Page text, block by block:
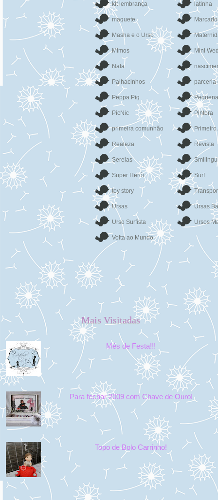
kit lembrança latinha
maquete
Masha e o Urso
Mimos Mini
Nala
Palhacinhos parceria
Peppa Pig
PicNic Pintora
primeira comunhão
Realeza Revista
Sereias
Super Herói Surf
toy story
Ursas Ursas
Urso Surfista Ursos
Volta ao Mundo
Mais Visitadas
Mês de Festa!!!
Para fechar 2009 com Chave de Ouro!
Topo de Bolo Carrinho!